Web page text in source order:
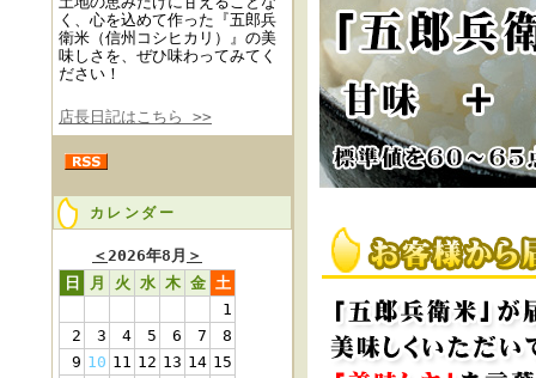
く、心を込めて作った『五郎兵
衛米（信州コシヒカリ）』の美
味しさを、ぜひ味わってみてく
ださい！
店長日記はこちら >>
カレンダー
＜2026年8月 ＞
日
月 火 水 木 金 土
1
2
3 4 5 6 7
8
9 10 11 12 13 14 15